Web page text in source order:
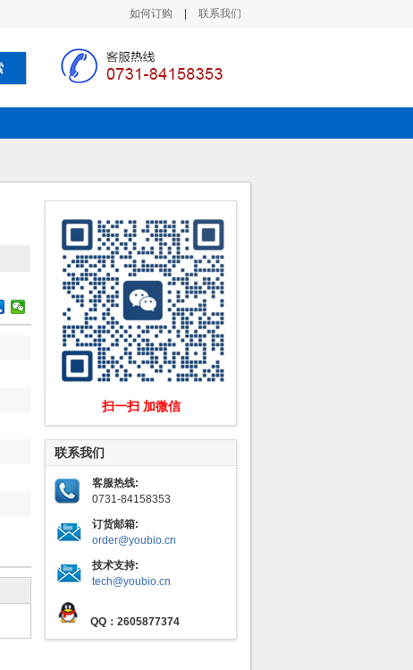
如何订购 联系我们
扫一扫 加微信
联系我们
客服热线:
0731-84158353
订货邮箱:
order@youbio.cn
技术支持:
tech@youbio.cn
QQ：2605877374